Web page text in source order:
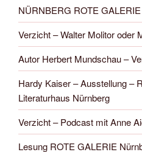
NÜRNBERG ROTE
Verzicht – Walter Molitor oder
Autor Herbert Mundschau –
Hardy Kaiser – Ausstellung –
Literaturhaus Nürnberg
Verzicht – Podcast mit Anne
Lesung ROTE GALERIE